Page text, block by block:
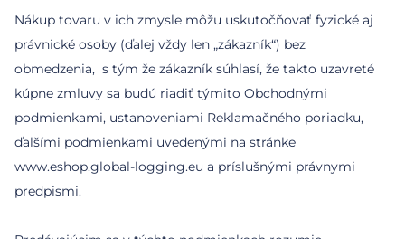
Nákup tovaru v ich zmysle môžu uskutočňovať fyzické aj
právnické osoby (ďalej vždy len „zákazník“) bez
obmedzenia, s tým že zákazník súhlasí, že takto uzavreté
kúpne zmluvy sa budú riadiť týmito Obchodnými
podmienkami, ustanoveniami Reklamačného poriadku,
ďalšími podmienkami uvedenými na stránke
www.eshop.global-logging.eu a príslušnými právnymi
predpismi.